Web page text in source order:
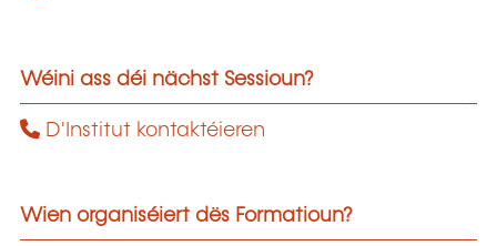
Wéini ass déi nächst Sessioun?
D'Institut kontaktéieren
Wien organiséiert dës Formatioun?